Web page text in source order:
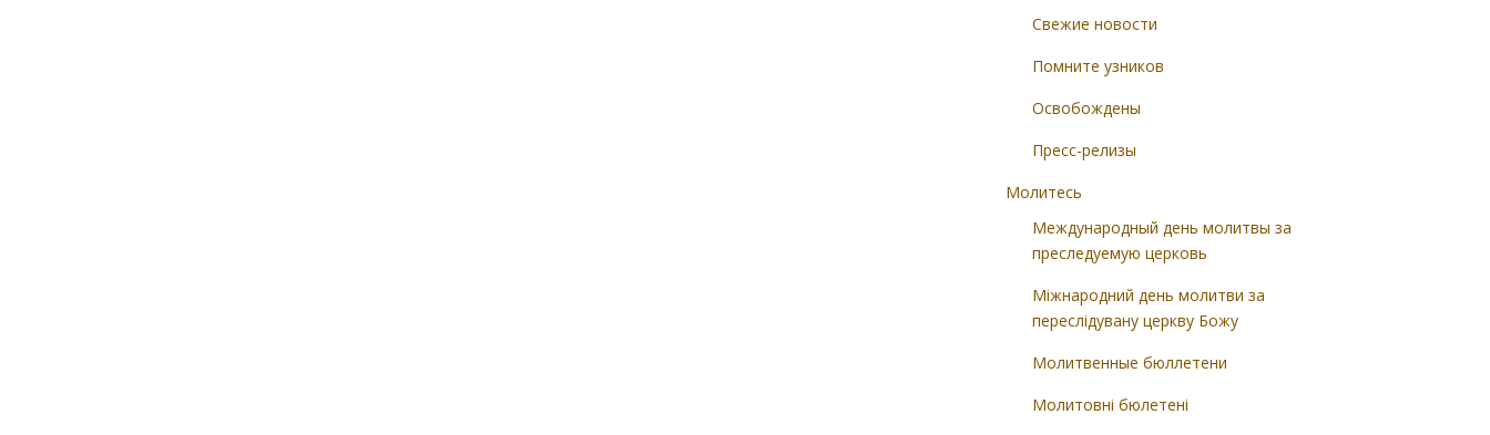
Свежие новости
Помните узников
Освобождены
Пресс-релизы
Молитесь
Международный день молитвы за
преследуемую церковь
Міжнародний день молитви за
переслідувану церкву Божу
Молитвенные бюллетени
Молитовні бюлетені